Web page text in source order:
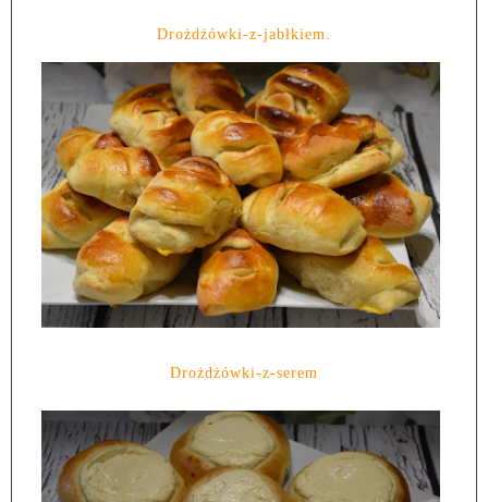
Drożdżówki-z-jabłkiem.
Drożdżówki-z-serem